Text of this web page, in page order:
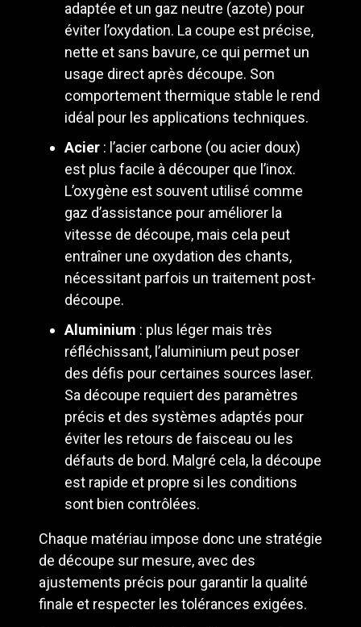
adaptée et un gaz neutre (azote) pour
éviter l’oxydation. La coupe est précise,
nette et sans bavure, ce qui permet un
usage direct après découpe. Son
comportement thermique stable le rend
idéal pour les applications techniques.
Acier : l’acier carbone (ou acier doux)
est plus facile à découper que l’inox.
L’oxygène est souvent utilisé comme
gaz d’assistance pour améliorer la
vitesse de découpe, mais cela peut
entraîner une oxydation des chants,
nécessitant parfois un traitement post-
découpe.
Aluminium : plus léger mais très
réfléchissant, l’aluminium peut poser
des défis pour certaines sources laser.
Sa découpe requiert des paramètres
précis et des systèmes adaptés pour
éviter les retours de faisceau ou les
défauts de bord. Malgré cela, la découpe
est rapide et propre si les conditions
sont bien contrôlées.
Chaque matériau impose donc une stratégie
de découpe sur mesure, avec des
ajustements précis pour garantir la qualité
finale et respecter les tolérances exigées.